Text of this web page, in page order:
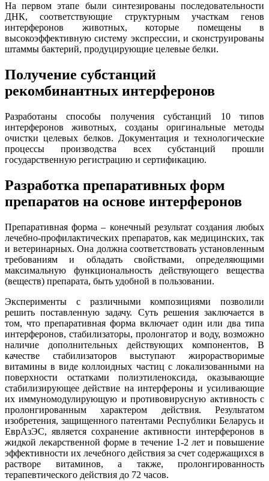
На первом этапе были синтезированы последовательности
ДНК, соответствующие структурным участкам генов
интерферонов животных, которые помещены в
высокоэффективную систему экспрессии, и сконструированы
штаммы бактерий, продуцирующие целевые белки.
Получение субстанций
рекомбинантных интерферонов
Разработаны способы получения субстанций 10 типов
интерферонов животных, созданы оригинальные методы
очистки целевых белков. Документация и технологические
процессы производства всех субстанций прошли
государственную регистрацию и сертификацию.
Разработка препаративных форм
препаратов на основе интерферонов
Препаративная форма – конечный результат создания любых
лечебно-профилактических препаратов, как медицинских, так
и ветеринарных. Она должна соответствовать установленным
требованиям и обладать свойствами, определяющими
максимальную функциональность действующего вещества
(веществ) препарата, быть удобной в пользовании.
Эксперименты с различными композициями позволили
решить поставленную задачу. Суть решения заключается в
том, что препаративная форма включает один или два типа
интерферонов, стабилизаторы, пролонгатор и воду, возможно
наличие дополнительных действующих компонентов, В
качестве стабилизаторов выступают жирорастворимые
витамины в виде коллоидных частиц с локализованными на
поверхности остатками полиэтиленоксида, оказывающие
стабилизирующее действие на интерфероны и усиливающие
их иммуномодулирующую и противовирусную активность с
пролонгированным характером действия. Результатом
изобретения, защищенного патентами Республики Беларусь и
ЕврАзЭС, является сохранение активности интерферонов в
жидкой лекарственной форме в течение 1-2 лет и повышение
эффективности их лечебного действия за счет содержащихся в
растворе витаминов, а также, пролонгированность
терапевтического действия до 72 часов.